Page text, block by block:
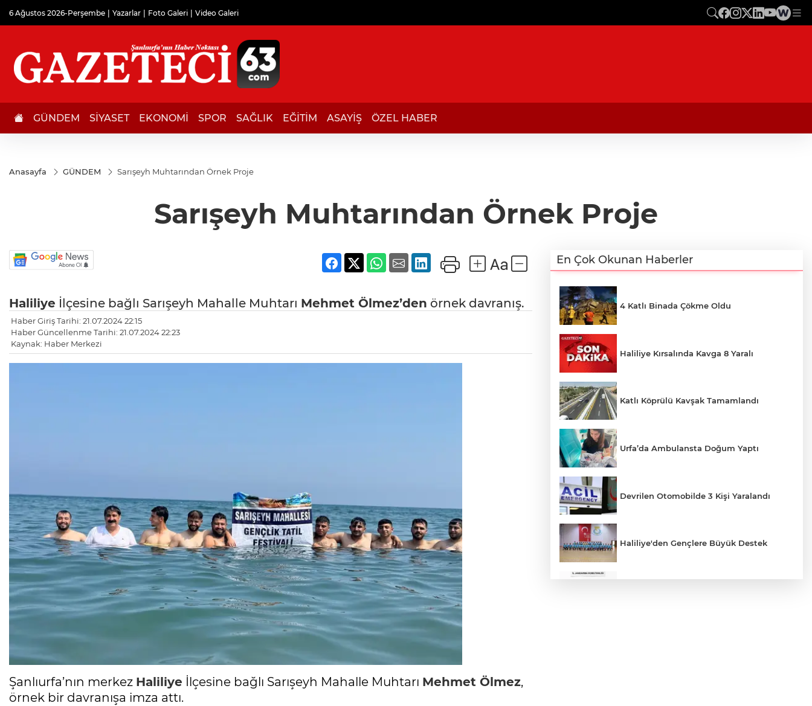
6 Ağustos 2026-Perşembe Yazarlar Foto Galeri Video Galeri
GÜNDEM SİYASET EKONOMİ SPOR SAĞLIK EĞİTİM ASAYİŞ ÖZEL HABER
Anasayfa GÜNDEM Sarışeyh Muhtarından Örnek Proje
Sarışeyh Muhtarından Örnek Proje
Haliliye İlçesine bağlı Sarışeyh Mahalle Muhtarı Mehmet Ölmez’den örnek davranış.
Haber Giriş Tarihi: 21.07.2024 22:15
Haber Güncellenme Tarihi: 21.07.2024 22:23
Kaynak: Haber Merkezi
Şanlıurfa’nın merkez Haliliye İlçesine bağlı Sarışeyh Mahalle Muhtarı Mehmet Ölmez,
örnek bir davranışa imza attı.
En Çok Okunan Haberler
4 Katlı Binada Çökme Oldu
Haliliye Kırsalında Kavga 8 Yaralı
Katlı Köprülü Kavşak Tamamlandı
Urfa’da Ambulansta Doğum Yaptı
Devrilen Otomobilde 3 Kişi Yaralandı
Haliliye'den Gençlere Büyük Destek